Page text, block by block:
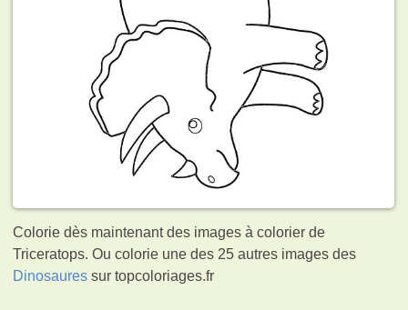
Colorie dès maintenant des images à colorier de
Triceratops. Ou colorie une des 25 autres images des
Dinosaures sur topcoloriages.fr